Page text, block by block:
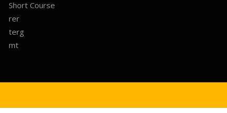
Short Course
rer
terg
mt